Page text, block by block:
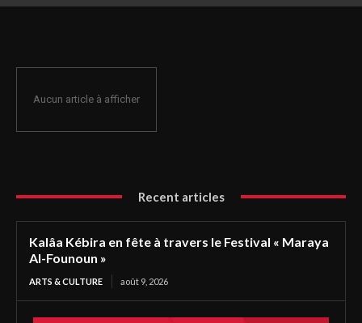
Aucun article à afficher
Recent articles
Kalâa Kébira en fête à travers le Festival « Maraya
Al-Founoun »
ARTS & CULTURE août 9, 2026